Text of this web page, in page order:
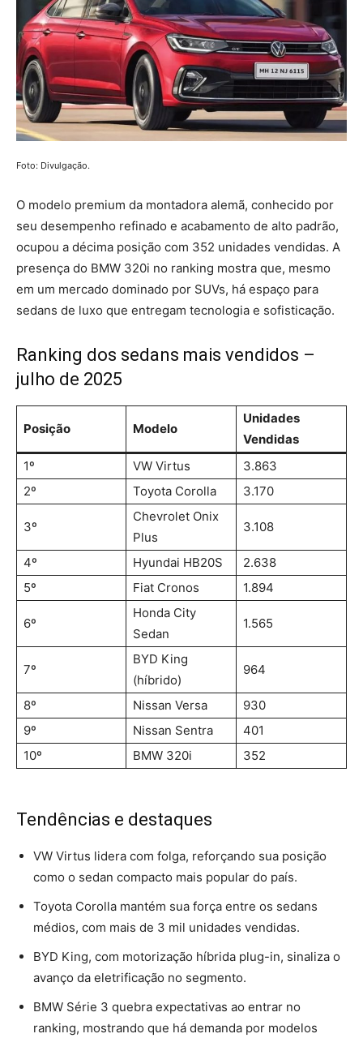
Foto: Divulgação.
O modelo premium da montadora alemã, conhecido por
seu desempenho refinado e acabamento de alto padrão,
ocupou a décima posição com 352 unidades vendidas. A
presença do BMW 320i no ranking mostra que, mesmo
em um mercado dominado por SUVs, há espaço para
sedans de luxo que entregam tecnologia e sofisticação.
Ranking dos sedans mais vendidos –
julho de 2025
Posição Modelo
Unidades
Vendidas
1º
VW Virtus
3.863
2º
Toyota Corolla 3.170
3º
Chevrolet Onix
Plus
3.108
4º Hyundai HB20S
2.638
5º
Fiat Cronos 1.894
6º
Honda City
Sedan
1.565
7º
BYD King
(híbrido)
964
8º Nissan Versa
930
9º
Nissan Sentra
401
10º
BMW 320i 352
Tendências e destaques
VW Virtus lidera com folga, reforçando sua posição
como o sedan compacto mais popular do país.
Toyota Corolla mantém sua força entre os sedans
médios, com mais de 3 mil unidades vendidas.
BYD King, com motorização híbrida plug-in, sinaliza o
avanço da eletrificação no segmento.
BMW Série 3 quebra expectativas ao entrar no
ranking, mostrando que há demanda por modelos